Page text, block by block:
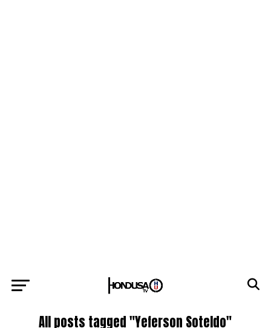
All posts tagged "Yeferson Soteldo"